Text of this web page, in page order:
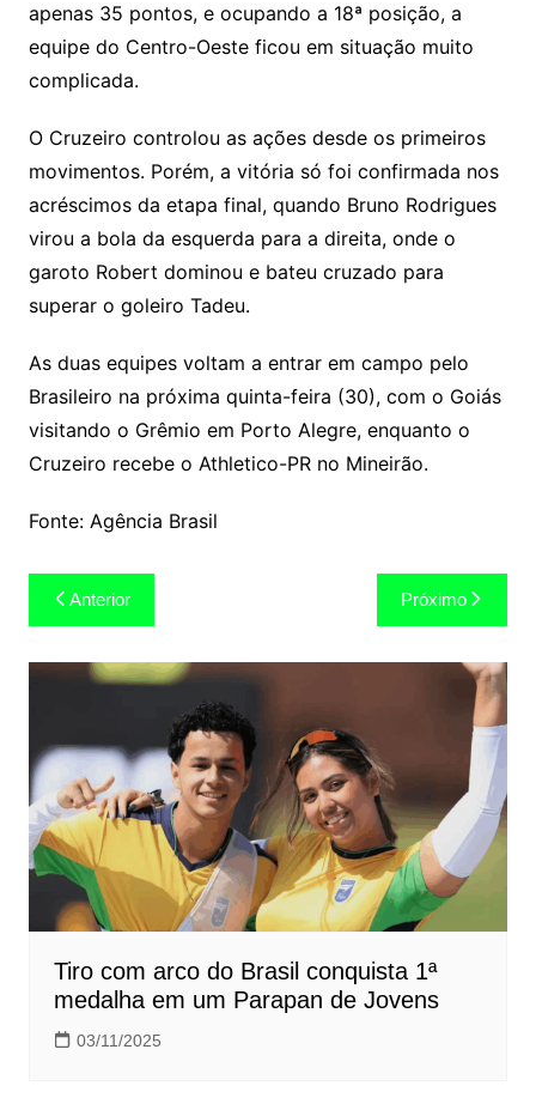
apenas 35 pontos, e ocupando a 18ª posição, a
equipe do Centro-Oeste ficou em situação muito
complicada.
O Cruzeiro controlou as ações desde os primeiros
movimentos. Porém, a vitória só foi confirmada nos
acréscimos da etapa final, quando Bruno Rodrigues
virou a bola da esquerda para a direita, onde o
garoto Robert dominou e bateu cruzado para
superar o goleiro Tadeu.
As duas equipes voltam a entrar em campo pelo
Brasileiro na próxima quinta-feira (30), com o Goiás
visitando o Grêmio em Porto Alegre, enquanto o
Cruzeiro recebe o Athletico-PR no Mineirão.
Fonte: Agência Brasil
Navegação
de
Post
Anterior Próximo
Tiro com arco do Brasil conquista 1ª
medalha em um Parapan de Jovens
03/11/2025